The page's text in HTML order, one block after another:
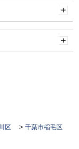
く
く
区 千葉市稲毛区